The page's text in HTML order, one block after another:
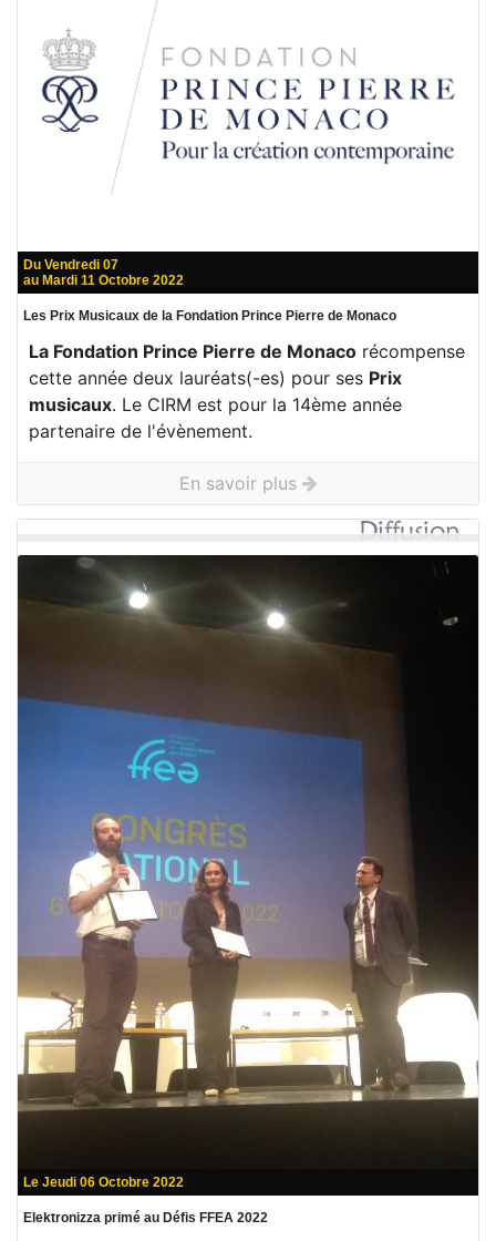
Du Vendredi 07
au Mardi 11 Octobre 2022
Les Prix Musicaux de la Fondation Prince Pierre de Monaco
La Fondation Prince Pierre de Monaco récompense
cette année deux lauréats(-es) pour ses Prix
musicaux. Le CIRM est pour la 14ème année
partenaire de l'évènement.
En savoir plus
Le Jeudi 06 Octobre 2022
Elektronizza primé au Défis FFEA 2022